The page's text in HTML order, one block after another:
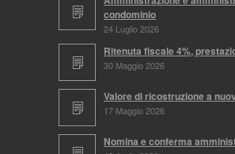
condominio
24 Luglio 2026
Ritenuta fiscale 4%,
30 Maggio 2026
Valore di ricostruzione a
17 Maggio 2026
Nomina e conferma